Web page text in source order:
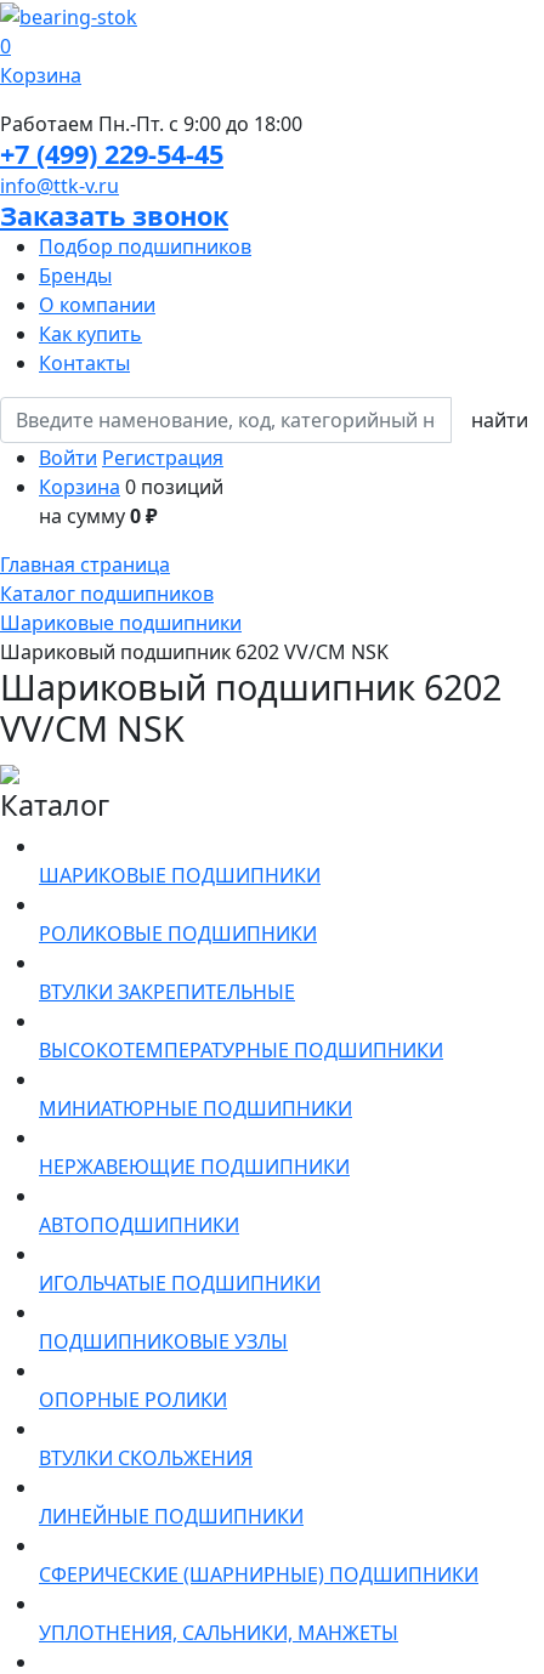
0
Корзина
Работаем Пн.-Пт. с 9:00 до 18:00
+7 (499) 229-54-45
info@ttk-v.ru
Заказать звонок
Подбор подшипников
Бренды
О компании
Как купить
Контакты
Войти Регистрация
Корзина 0 позиций
на сумму0 ₽
Главная страница
Каталог подшипников
Шариковые подшипники
Шариковый подшипник 6202 VV/CM NSK
Шариковый подшипник 6202
VV/CM NSK
Каталог
ШАРИКОВЫЕ ПОДШИПНИКИ
РОЛИКОВЫЕ ПОДШИПНИКИ
ВТУЛКИ ЗАКРЕПИТЕЛЬНЫЕ
ВЫСОКОТЕМПЕРАТУРНЫЕ ПОДШИПНИКИ
МИНИАТЮРНЫЕ ПОДШИПНИКИ
НЕРЖАВЕЮЩИЕ ПОДШИПНИКИ
АВТОПОДШИПНИКИ
ИГОЛЬЧАТЫЕ ПОДШИПНИКИ
ПОДШИПНИКОВЫЕ УЗЛЫ
ОПОРНЫЕ РОЛИКИ
ВТУЛКИ СКОЛЬЖЕНИЯ
ЛИНЕЙНЫЕ ПОДШИПНИКИ
СФЕРИЧЕСКИЕ (ШАРНИРНЫЕ) ПОДШИПНИКИ
УПЛОТНЕНИЯ, САЛЬНИКИ, МАНЖЕТЫ